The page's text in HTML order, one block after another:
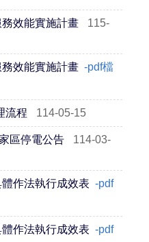
效能實施計畫
115-
效能實施計畫 -pdf檔
流程 114-05-15
區停電公告
114-03-
作法執行成效表 -pdf
作法執行成效表 -pdf